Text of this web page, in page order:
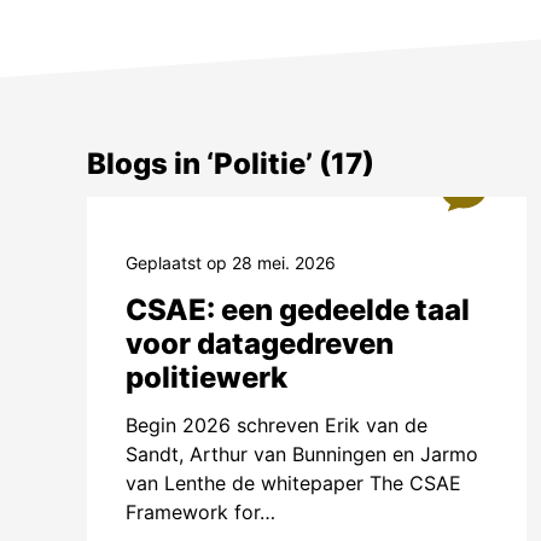
Blogs in ‘Politie’ (17)
Geplaatst op 28 mei. 2026
CSAE: een gedeelde taal
voor datagedreven
politiewerk
Begin 2026 schreven Erik van de
Sandt, Arthur van Bunningen en Jarmo
van Lenthe de whitepaper The CSAE
Framework for…
over
voelen.
AI for
AI for